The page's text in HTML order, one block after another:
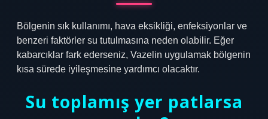
Bölgenin sık kullanımı, hava eksikliği, enfeksiyonlar ve
benzeri faktörler su tutulmasına neden olabilir. Eğer
kabarcıklar fark ederseniz, Vazelin uygulamak bölgenin
kısa sürede iyileşmesine yardımcı olacaktır.
Su toplamış yer patlarsa